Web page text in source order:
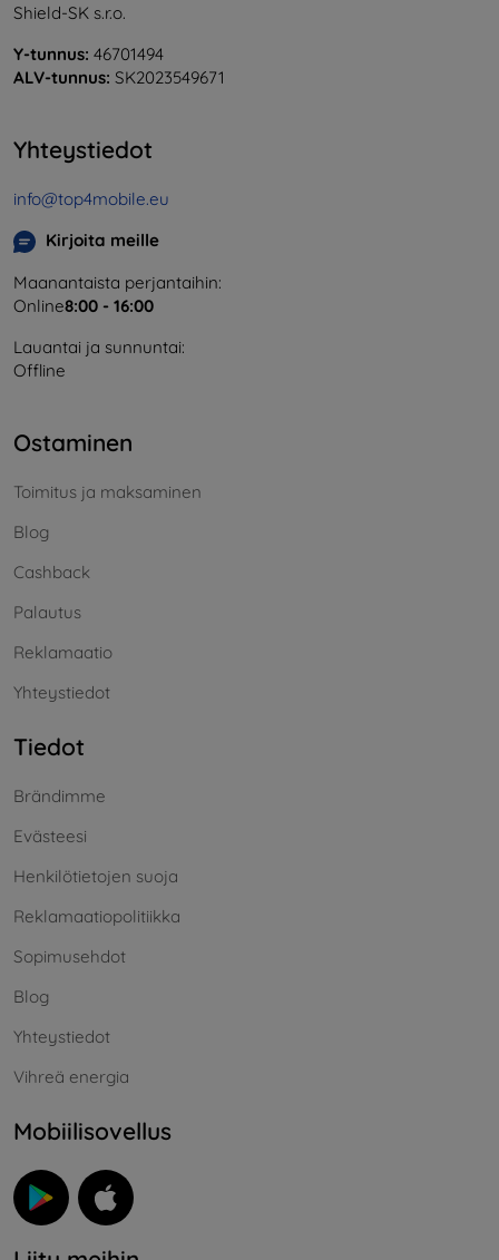
Shield-SK s.r.o.
Y-tunnus: 46701494
ALV-tunnus: SK2023549671
Yhteystiedot
info@top4mobile.eu
Kirjoita meille
Maanantaista perjantaihin:
Online8:00 - 16:00
Lauantai ja sunnuntai:
Offline
Ostaminen
Toimitus ja maksaminen
Blog
Cashback
Palautus
Reklamaatio
Yhteystiedot
Tiedot
Brändimme
Evästeesi
Henkilötietojen suoja
Reklamaatiopolitiikka
Sopimusehdot
Blog
Yhteystiedot
Vihreä energia
Mobiilisovellus